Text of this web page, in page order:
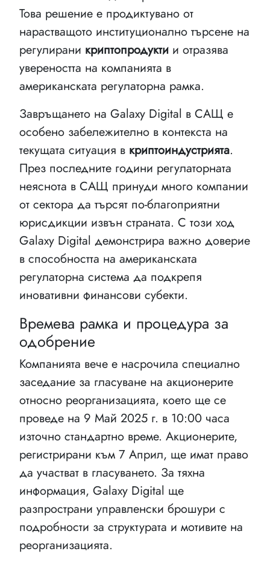
Това решение е продиктувано от
нарастващото институционално търсене на
регулирани криптопродукти и отразява
увереността на компанията в
американската регулаторна рамка.
Завръщането на Galaxy Digital в САЩ е
особено забележително в контекста на
текущата ситуация в криптоиндустрията.
През последните години регулаторната
неяснота в САЩ принуди много компании
от сектора да търсят по-благоприятни
юрисдикции извън страната. С този ход
Galaxy Digital демонстрира важно доверие
в способността на американската
регулаторна система да подкрепя
иновативни финансови субекти.
Времева рамка и процедура за
одобрение
Компанията вече е насрочила специално
заседание за гласуване на акционерите
относно реорганизацията, което ще се
проведе на 9 Май 2025 г. в 10:00 часа
източно стандартно време. Акционерите,
регистрирани към 7 Април, ще имат право
да участват в гласуването. За тяхна
информация, Galaxy Digital ще
разпространи управленски брошури с
подробности за структурата и мотивите на
реорганизацията.